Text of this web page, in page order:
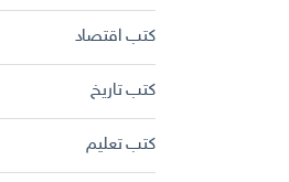
كتب اقتصاد
كتب تاريخ
كتب تعليم